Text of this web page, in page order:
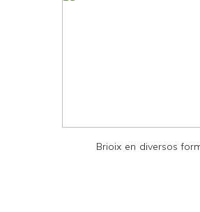
Brioix en diversos